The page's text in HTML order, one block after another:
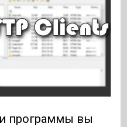
программы вы